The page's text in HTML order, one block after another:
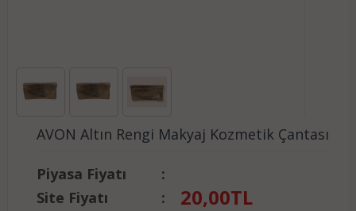
AVON Altın Rengi Makyaj Kozmetik Çantası
Piyasa Fiyatı
:
Site Fiyatı
: 20,00TL